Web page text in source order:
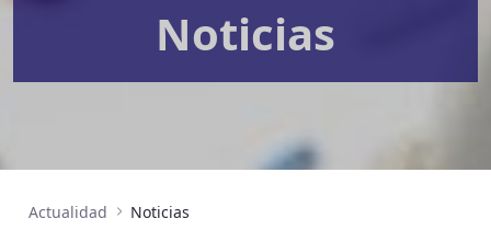
Noticias
Actualidad Noticias